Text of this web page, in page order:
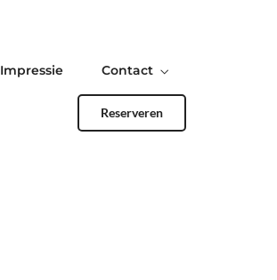
Impressie Contact
Reserveren